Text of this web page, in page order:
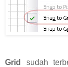
Grid
sudah